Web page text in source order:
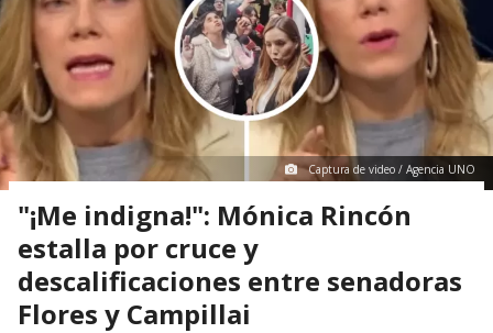
Captura de video / Agencia UNO
"¡Me indigna!": Mónica Rincón
estalla por cruce y
descalificaciones entre senadoras
Flores y Campillai